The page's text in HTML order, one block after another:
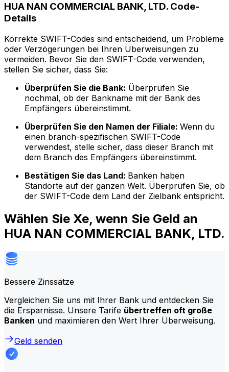
HUA NAN COMMERCIAL BANK, LTD. Code-
Details
Korrekte SWIFT-Codes sind entscheidend, um Probleme
oder Verzögerungen bei Ihren Überweisungen zu
vermeiden. Bevor Sie den SWIFT-Code verwenden,
stellen Sie sicher, dass Sie:
Überprüfen Sie die Bank: Überprüfen Sie
nochmal, ob der Bankname mit der Bank des
Empfängers übereinstimmt.
Überprüfen Sie den Namen der Filiale: Wenn du
einen branch-spezifischen SWIFT-Code
verwendest, stelle sicher, dass dieser Branch mit
dem Branch des Empfängers übereinstimmt.
Bestätigen Sie das Land: Banken haben
Standorte auf der ganzen Welt. Überprüfen Sie, ob
der SWIFT-Code dem Land der Zielbank entspricht.
Wählen Sie Xe, wenn Sie Geld an
HUA NAN COMMERCIAL BANK, LTD.
Bessere Zinssätze
Vergleichen Sie uns mit Ihrer Bank und entdecken Sie
die Ersparnisse. Unsere Tarife übertreffen oft große
Banken und maximieren den Wert Ihrer Überweisung.
Geld senden